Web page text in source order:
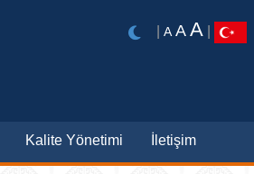
A A A
Kalite Yönetimi İletişim